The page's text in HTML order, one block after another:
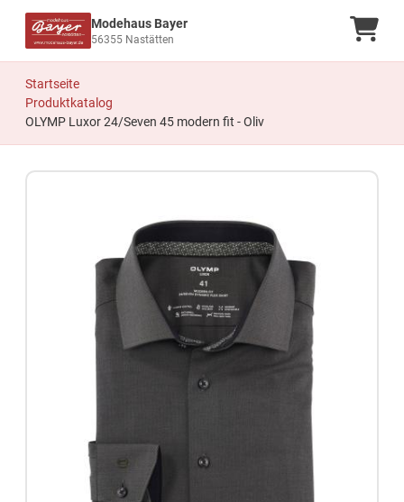
Modehaus Bayer
56355 Nastätten
Startseite
Produktkatalog
OLYMP Luxor 24/Seven 45 modern fit - Oliv